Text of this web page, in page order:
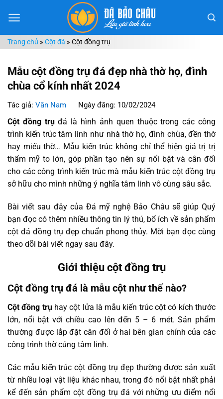
đến
dungTrang chủ » Cột đá » Cột đồng trụ
Mẫu cột đồng trụ đá đẹp nhà thờ họ, đình
chùa cổ kính nhất 2024
Tác giả: Văn Nam Ngày đăng: 10/02/2024
Cột đồng trụđá là hình ảnh quen thuộc trong các công
trình kiến trúc tâm linh như nhà thờ họ, đình chùa, đền thờ
hay miếu thờ… Mẫu kiến trúc không chỉ thể hiện giá trị trị
thẩm mỹ to lớn, góp phần tạo nên sự nổi bật và cân đối
cho các công trình kiến trúc mà mẫu kiến trúc cột đồng trụ
sở hữu cho mình những ý nghĩa tâm linh vô cùng sâu sắc.
Bài viết sau đây của Đá mỹ nghệ Bảo Châu sẽ giúp Quý
bạn đọc có thêm nhiều thông tin lý thú, bổ ích về sản phẩm
cột đá đồng trụ đẹp chuẩn phong thủy. Mời bạn đọc cùng
theo dõi bài viết ngay sau đây.
Giới thiệu cột đồng trụ
Cột đồng trụ đá là mẫu cột như thế nào?
Cột đồng trụhay cột lửa là mẫu kiến trúc cột có kích thước
lớn, nổi bật với chiều cao lên đến 5 – 6 mét. Sản phẩm
thường được lắp đặt cân đối ở hai bên gian chính của các
công trình thờ cúng tâm linh.
Các mẫu kiến trúc cột đồng trụ đẹp thường được sản xuất
từ nhiều loại vật liệu khác nhau, trong đó nổi bật nhất phải
kể đến sản phẩm cột đồng trụ đá với những ưu điểm nổi